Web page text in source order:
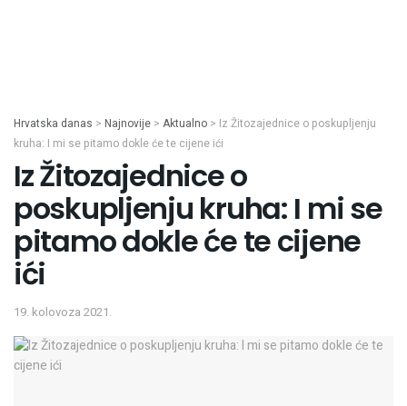
Hrvatska danas > Najnovije > Aktualno > Iz Žitozajednice o poskupljenju
kruha: I mi se pitamo dokle će te cijene ići
Iz Žitozajednice o
poskupljenju kruha: I mi se
pitamo dokle će te cijene
ići
19. kolovoza 2021.